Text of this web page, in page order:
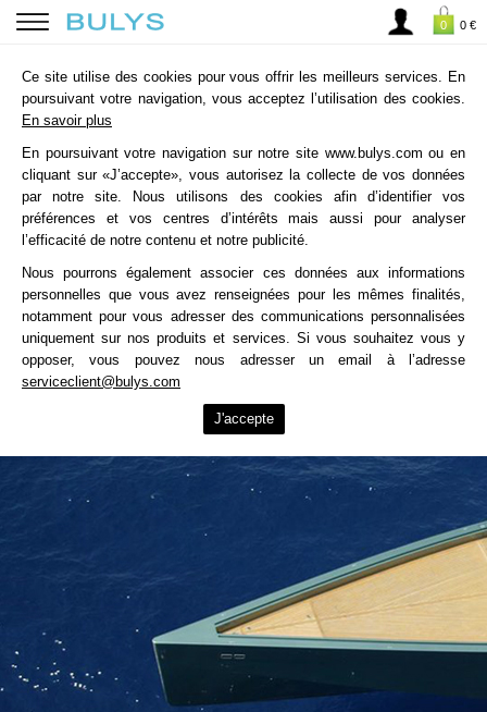
0 0 €
Ce site utilise des cookies pour vous offrir les meilleurs services. En
poursuivant votre navigation, vous acceptez l’utilisation des cookies.
En savoir plus
En poursuivant votre navigation sur notre site www.bulys.com ou en
cliquant sur «J’accepte», vous autorisez la collecte de vos données
par notre site. Nous utilisons des cookies afin d’identifier vos
préférences et vos centres d’intérêts mais aussi pour analyser
l’efficacité de notre contenu et notre publicité.
Nous pourrons également associer ces données aux informations
personnelles que vous avez renseignées pour les mêmes finalités,
notamment pour vous adresser des communications personnalisées
uniquement sur nos produits et services. Si vous souhaitez vous y
opposer, vous pouvez nous adresser un email à l’adresse
serviceclient@bulys.com
J'accepte